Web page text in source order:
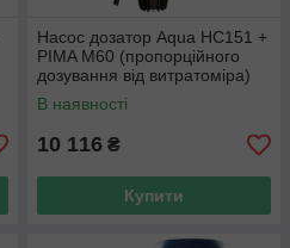
Насос дозатор Aqua HC151 +
PIMA M60 (пропорційного
дозування від витратоміра)
ціна з ПДВ
В наявності
10 116 ₴
Купити